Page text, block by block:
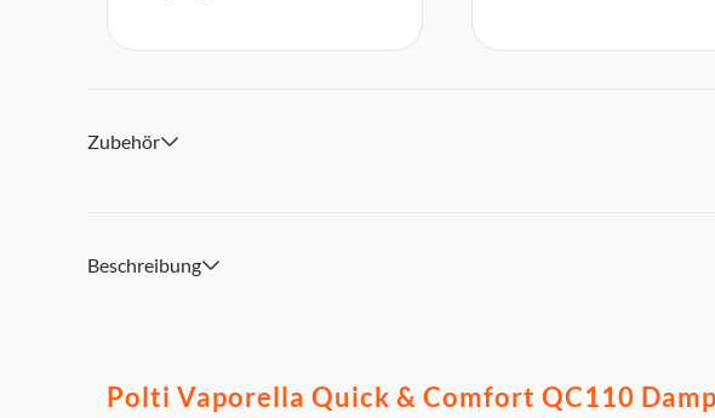
Zubehör
Beschreibung
Polti Vaporella Quick & Comfort QC110